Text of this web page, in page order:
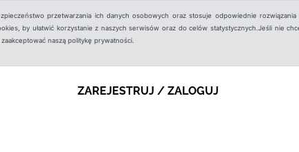
przetwarzania ich danych osobowych oraz stosuje odpowiednie
by ułatwić korzystanie z naszych serwisów oraz do celów statystycznych.Jeśli nie
naszą politykę prywatności.
ZAREJESTRUJ / ZALOGUJ